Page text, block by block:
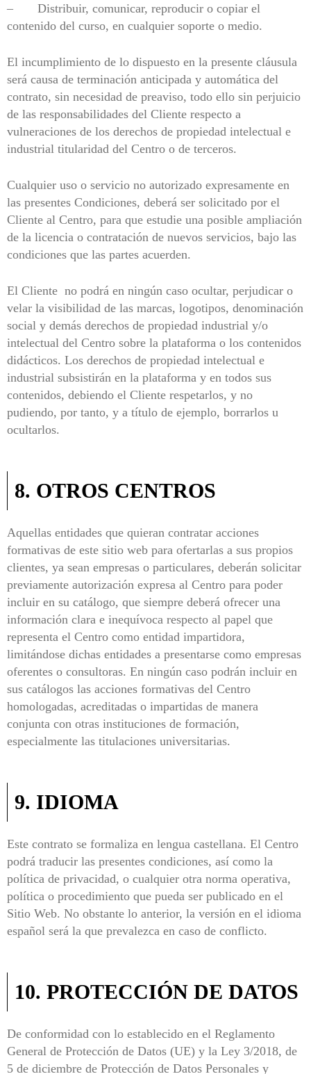
– Distribuir, comunicar, reproducir o copiar el
contenido del curso, en cualquier soporte o medio.
El incumplimiento de lo dispuesto en la presente cláusula
será causa de terminación anticipada y automática del
contrato, sin necesidad de preaviso, todo ello sin perjuicio
de las responsabilidades del Cliente respecto a
vulneraciones de los derechos de propiedad intelectual e
industrial titularidad del Centro o de terceros.
Cualquier uso o servicio no autorizado expresamente en
las presentes Condiciones, deberá ser solicitado por el
Cliente al Centro, para que estudie una posible ampliación
de la licencia o contratación de nuevos servicios, bajo las
condiciones que las partes acuerden.
El Cliente no podrá en ningún caso ocultar, perjudicar o
velar la visibilidad de las marcas, logotipos, denominación
social y demás derechos de propiedad industrial y/o
intelectual del Centro sobre la plataforma o los contenidos
didácticos. Los derechos de propiedad intelectual e
industrial subsistirán en la plataforma y en todos sus
contenidos, debiendo el Cliente respetarlos, y no
pudiendo, por tanto, y a título de ejemplo, borrarlos u
ocultarlos.
8. OTROS CENTROS
Aquellas entidades que quieran contratar acciones
formativas de este sitio web para ofertarlas a sus propios
clientes, ya sean empresas o particulares, deberán solicitar
previamente autorización expresa al Centro para poder
incluir en su catálogo, que siempre deberá ofrecer una
información clara e inequívoca respecto al papel que
representa el Centro como entidad impartidora,
limitándose dichas entidades a presentarse como empresas
oferentes o consultoras. En ningún caso podrán incluir en
sus catálogos las acciones formativas del Centro
homologadas, acreditadas o impartidas de manera
conjunta con otras instituciones de formación,
especialmente las titulaciones universitarias.
9. IDIOMA
Este contrato se formaliza en lengua castellana. El Centro
podrá traducir las presentes condiciones, así como la
política de privacidad, o cualquier otra norma operativa,
política o procedimiento que pueda ser publicado en el
Sitio Web. No obstante lo anterior, la versión en el idioma
español será la que prevalezca en caso de conflicto.
10. PROTECCIÓN DE DATOS
De conformidad con lo establecido en el Reglamento
General de Protección de Datos (UE) y la Ley 3/2018, de
5 de diciembre de Protección de Datos Personales y